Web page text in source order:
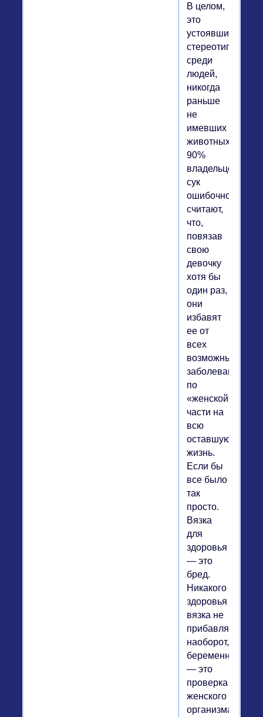
В целом,
это
устоявшийся
стереотип
среди
людей,
никогда
раньше
не
имевших
животных.
90%
владельцев
сук
ошибочно
считают,
что,
повязав
свою
девочку
хотя бы
один раз,
они
избавят
ее от
всех
возможных
заболеваний
по
«женской»
части на
всю
оставшуюся
жизнь.
Если бы
все было
так
просто.
Вязка
для
здоровья
— это
бред.
Никакого
здоровья
вязка не
прибавляет,
наоборот,
беременность
— это
проверка
женского
организма